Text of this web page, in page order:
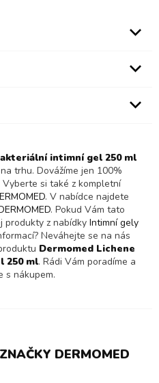
intimní gel 250 ml
trhu. Dovážíme jen 100%
si také z kompletní
. V nabídce najdete
. Pokud Vám tato
produkty z nabídky Intimní gely
Neváhejte se na nás
Dermomed Lichene
250 ml. Rádi Vám poradíme a
s nákupem.
DERMOMED